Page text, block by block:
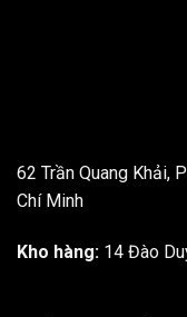
62 Trần Quang Khải,
Chí Minh
Kho hàng: 14 Đào